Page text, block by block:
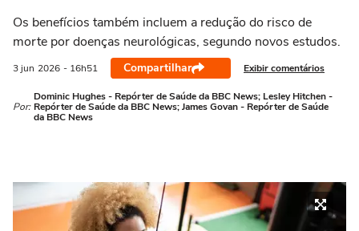
Os benefícios também incluem a redução do risco de
morte por doenças neurológicas, segundo novos estudos.
3 jun 2026 - 16h51 Compartilhar Exibir comentários
Por:
Dominic Hughes - Repórter de Saúde da BBC News; Lesley Hitchen -
Repórter de Saúde da BBC News; James Govan - Repórter de Saúde
da BBC News